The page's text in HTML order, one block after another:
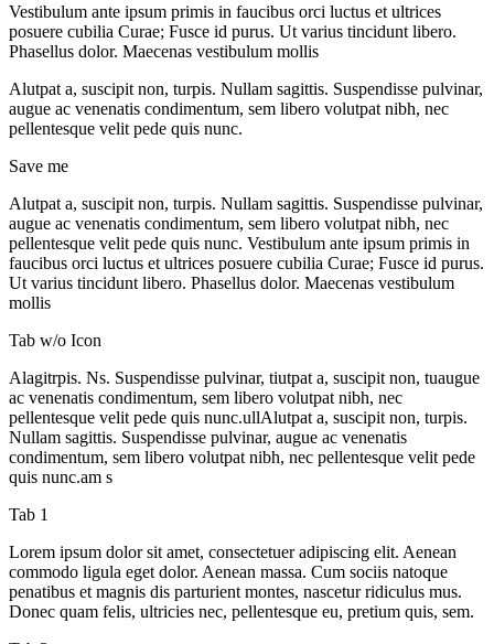
Vestibulum ante ipsum primis in faucibus orci luctus et ultrices
posuere cubilia Curae; Fusce id purus. Ut varius tincidunt libero.
Phasellus dolor. Maecenas vestibulum mollis
Alutpat a, suscipit non, turpis. Nullam sagittis. Suspendisse pulvinar,
augue ac venenatis condimentum, sem libero volutpat nibh, nec
pellentesque velit pede quis nunc.
Save me
Alutpat a, suscipit non, turpis. Nullam sagittis. Suspendisse pulvinar,
augue ac venenatis condimentum, sem libero volutpat nibh, nec
pellentesque velit pede quis nunc. Vestibulum ante ipsum primis in
faucibus orci luctus et ultrices posuere cubilia Curae; Fusce id purus.
Ut varius tincidunt libero. Phasellus dolor. Maecenas vestibulum
mollis
Tab w/o Icon
Alagitrpis. Ns. Suspendisse pulvinar, tiutpat a, suscipit non, tuaugue
ac venenatis condimentum, sem libero volutpat nibh, nec
pellentesque velit pede quis nunc.ullAlutpat a, suscipit non, turpis.
Nullam sagittis. Suspendisse pulvinar, augue ac venenatis
condimentum, sem libero volutpat nibh, nec pellentesque velit pede
quis nunc.am s
Tab 1
Lorem ipsum dolor sit amet, consectetuer adipiscing elit. Aenean
commodo ligula eget dolor. Aenean massa. Cum sociis natoque
penatibus et magnis dis parturient montes, nascetur ridiculus mus.
Donec quam felis, ultricies nec, pellentesque eu, pretium quis, sem.